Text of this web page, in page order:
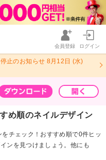
会員登録 ログイン
止のお知らせ 8月12日 (水)
め順のネイルデザイン
チェック！おすすめ順で0件ヒッ
ンを見つけましょう。他にも